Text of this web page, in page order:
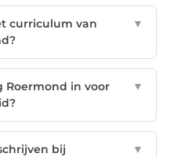
curriculum van
▼
Roermond in voor
▼
bij
▼